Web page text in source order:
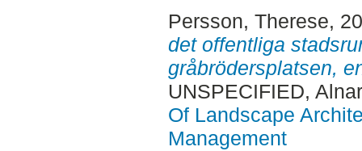
Persson, Therese,
det offentliga
gråbrödersplatsen,
UNSPECIFIED,
Of Landscape
Management